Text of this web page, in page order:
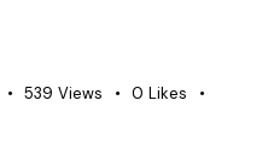
539 Views 0 Likes